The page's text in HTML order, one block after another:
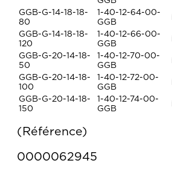
GGB-G-14-18-18-
80
1-40-12-64-00-
GGB
GGB-G-14-18-18-
120
1-40-12-66-00-
GGB
GGB-G-20-14-18-
50
1-40-12-70-00-
GGB
GGB-G-20-14-18-
100
1-40-12-72-00-
GGB
GGB-G-20-14-18-
150
1-40-12-74-00-
GGB
Référence
0000062945